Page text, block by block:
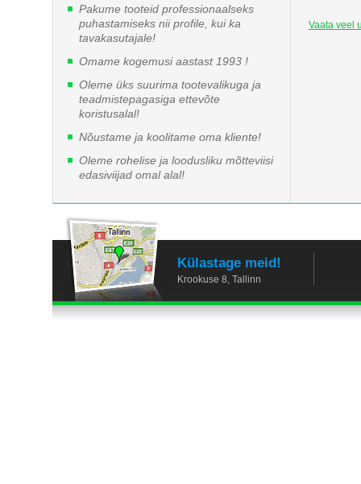
Vaata veel
Pakume tooteid professionaalseks
puhastamiseks nii profile, kui ka
tavakasutajale!
Omame kogemusi aastast 1993 !
Oleme üks suurima tootevalikuga ja
teadmistepagasiga ettevõte
koristusalal!
Nõustame ja koolitame oma kliente!
Oleme rohelise ja loodusliku mõtteviisi
edasiviijad omal alal!
Külastage meid!
Krookuse 8, Tallinn